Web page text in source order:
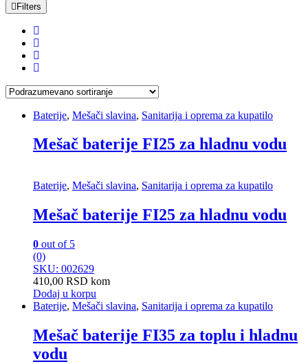
Filters
Baterije, Mešači slavina, Sanitarija i oprema za kupatilo
Mešač baterije FI25 za hladnu vodu
Baterije, Mešači slavina, Sanitarija i oprema za kupatilo
Mešač baterije FI25 za hladnu vodu
0 out of 5
(0)
SKU: 002629
410,00 RSD kom
Dodaj u korpu
Baterije, Mešači slavina, Sanitarija i oprema za kupatilo
Mešač baterije FI35 za toplu i hladnu
vodu